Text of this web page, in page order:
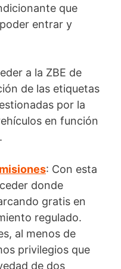
que
entrar y
a la ZBE de
de las etiquetas
por la
en función
: Con esta
donde
gratis en
regulado.
al menos de
privilegios que
de dos